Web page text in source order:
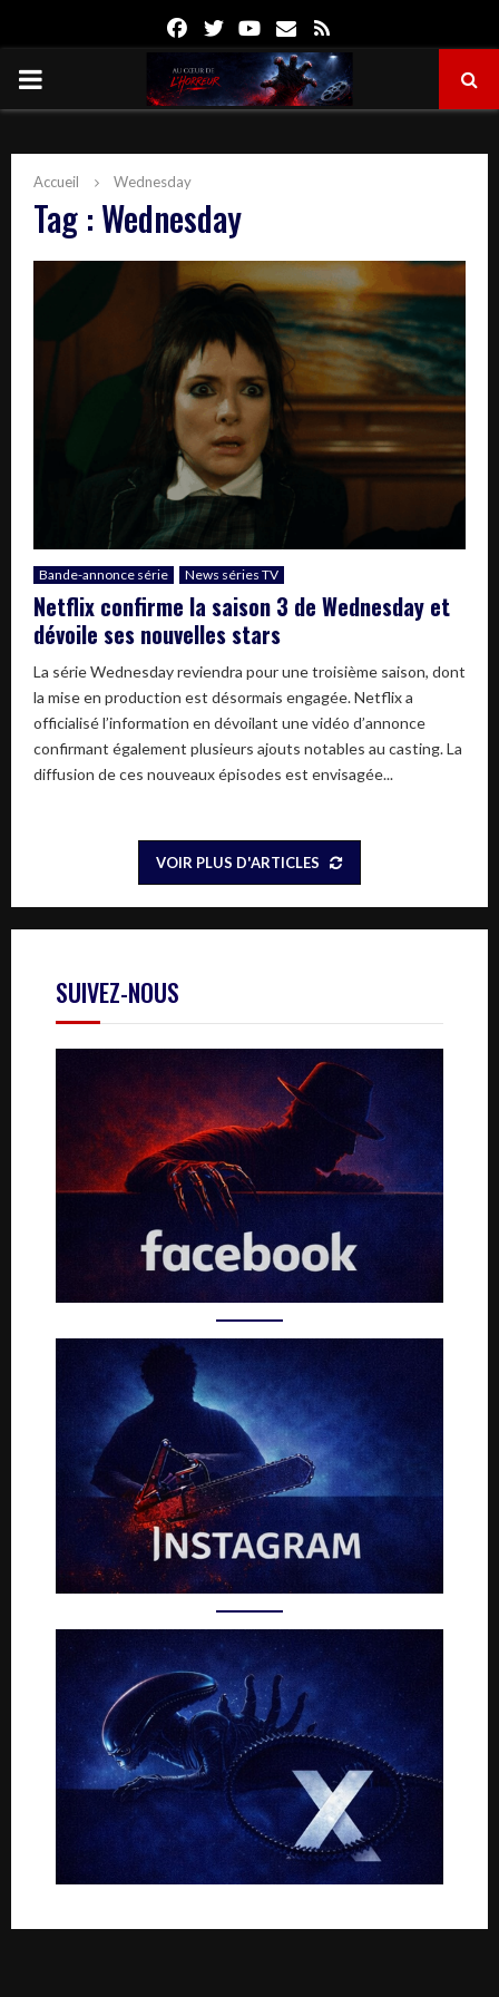
FacebookTwitterYoutube
Email
PRIMARY
Accueil Wednesday
Tag : Wednesday
Bande-annonce série News séries TV
Netflix confirme la saison 3 de Wednesday et
dévoile ses nouvelles stars
La série Wednesday reviendra pour une troisième saison, dont
la mise en production est désormais engagée. Netflix a
officialisé l’information en dévoilant une vidéo d’annonce
confirmant également plusieurs ajouts notables au casting. La
diffusion de ces nouveaux épisodes est envisagée...
VOIR PLUS D'ARTICLES
SUIVEZ-NOUS